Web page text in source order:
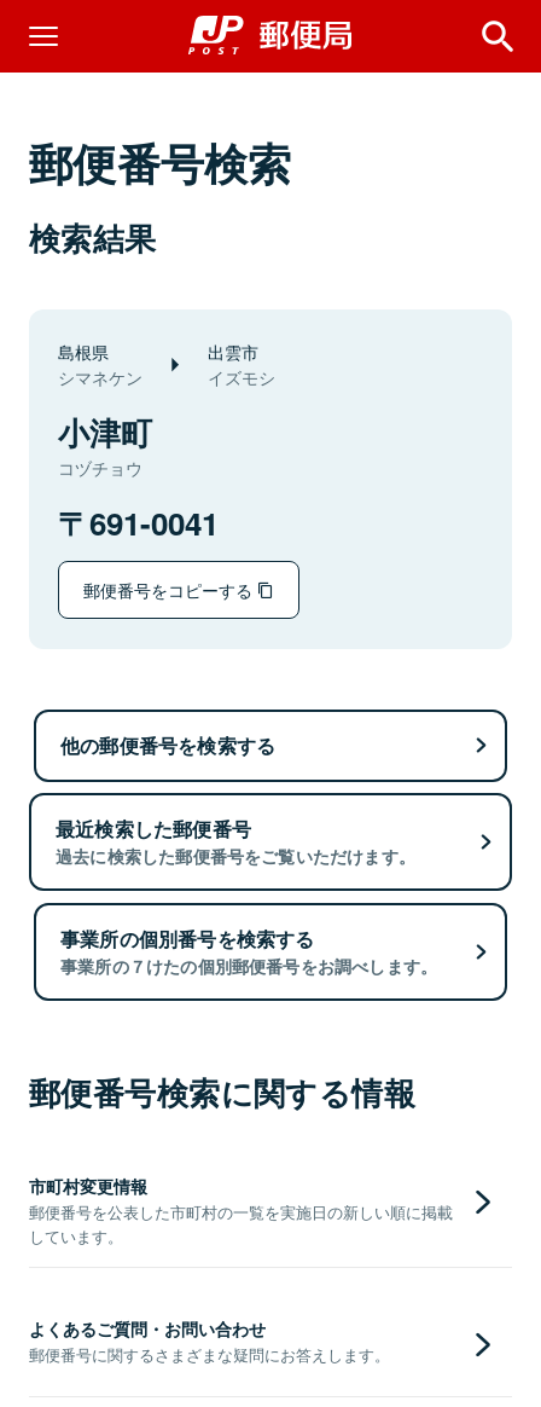
郵便番号検索
検索結果
島根県
シマネケン
出雲市
イズモシ
小津町
コヅチョウ
691-0041
郵便番号をコピーする
他の郵便番号を検索する
最近検索した郵便番号
過去に検索した郵便番号をご覧いただけます。
事業所の個別番号を検索する
事業所の７けたの個別郵便番号をお調べします。
郵便番号検索に関する情報
市町村変更情報
郵便番号を公表した市町村の一覧を実施日の新しい順に掲載
しています。
よくあるご質問・お問い合わせ
郵便番号に関するさまざまな疑問にお答えします。